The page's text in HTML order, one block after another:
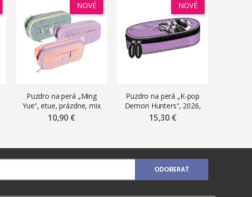
NOVÉ
Puzdro na perá „Ming
Yue“, etue, prázdne, mix
pastelových farieb
10,90 €
NOVÉ
Puzdro na perá „K-pop
Demon Hunters“, 2026,
oválne etue, prázdne,
svetlofialové
15,30 €
ODOBERAŤ